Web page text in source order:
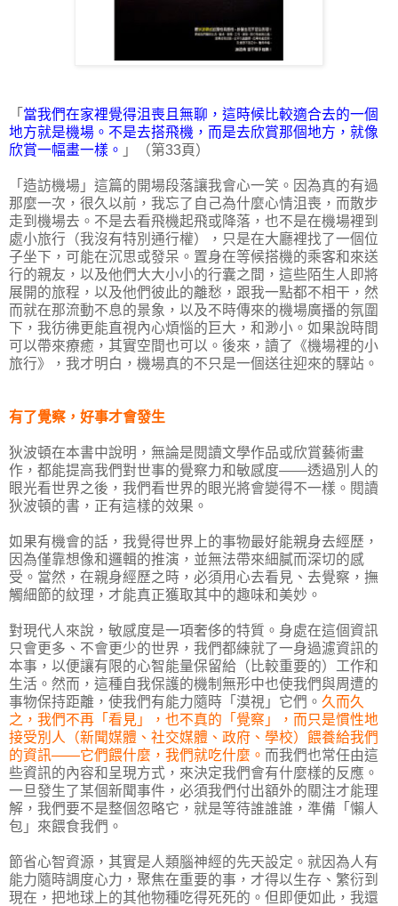
「 當我們在家裡覺得沮喪且無聊，這時候比較適合去的一個
地方就是機場。不是去搭飛機，而是去欣賞那個地方，就像
欣賞一幅畫一樣。 」（第33頁）
「造訪機場」這篇的開場段落讓我會心一笑。因為真的有過
那麼一次，很久以前，我忘了自己為什麼心情沮喪，而散步
走到機場去。不是去看飛機起飛或降落，也不是在機場裡到
處小旅行（我沒有特別通行權），只是在大廳裡找了一個位
子坐下，可能在沉思或發呆。置身在等候搭機的乘客和來送
行的親友，以及他們大大小小的行囊之間，這些陌生人即將
展開的旅程，以及他們彼此的離愁，跟我一點都不相干，然
而就在那流動不息的景象，以及不時傳來的機場廣播的氛圍
下，我彷彿更能直視內心煩惱的巨大，和渺小。如果說時間
可以帶來療癒，其實空間也可以。後來，讀了《機場裡的小
旅行》，我才明白，機場真的不只是一個送往迎來的驛站。
有了覺察，好事才會發生
狄波頓在本書中說明，無論是閱讀文學作品或欣賞藝術畫
作，都能提高我們對世事的覺察力和敏感度——透過別人的
眼光看世界之後，我們看世界的眼光將會變得不一樣。閱讀
狄波頓的書，正有這樣的效果。
如果有機會的話，我覺得世界上的事物最好能親身去經歷，
因為僅靠想像和邏輯的推演，並無法帶來細膩而深切的感
受。當然，在親身經歷之時，必須用心去看見、去覺察，撫
觸細節的紋理，才能真正獲取其中的趣味和美妙。
對現代人來說，敏感度是一項奢侈的特質。身處在這個資訊
只會更多、不會更少的世界，我們都練就了一身過濾資訊的
本事，以便讓有限的心智能量保留給（比較重要的）工作和
生活。然而，這種自我保護的機制無形中也使我們與周遭的
事物保持距離，使我們有能力隨時「漠視」它們。 久而久
之，我們不再「看見」，也不真的「覺察」，而只是慣性地
接受別人（新聞媒體、社交媒體、政府、學校）餵養給我們
的資訊——它們餵什麼，我們就吃什麼。 而我們也常任由這
些資訊的內容和呈現方式，來決定我們會有什麼樣的反應。
一旦發生了某個新聞事件，必須我們付出額外的關注才能理
解，我們要不是整個忽略它，就是等待誰誰誰，準備「懶人
包」來餵食我們。
節省心智資源，其實是人類腦神經的先天設定。就因為人有
能力隨時調度心力，聚焦在重要的事，才得以生存、繁衍到
現在，把地球上的其他物種吃得死死的。但即便如此，我還